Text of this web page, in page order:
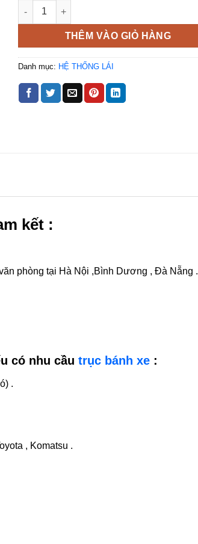
Trục bánh xe số lượng
THÊM VÀO GIỎ HÀNG
Danh mục: HỆ THỐNG LÁI
kết :
phòng tại Hà Nội ,Bình Dương , Đà Nẵng .
có nhu cầu trục bánh xe :
.
, Komatsu .